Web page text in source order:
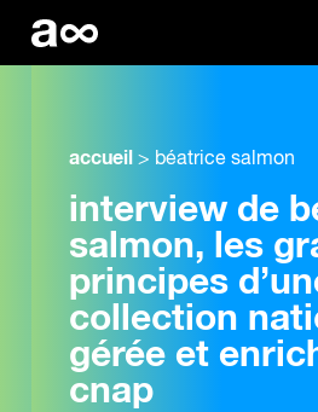
accueil > béatrice salmon
interview de
salmon, les
principes
collection
gérée et
cnap